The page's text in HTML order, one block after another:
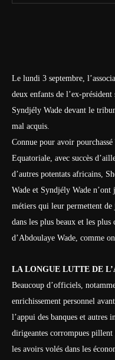
Le lundi 3 septembre,
deux enfants de l’ex-
Syndjély Wade devant le
mal acquis.
Connue pour avoir
Equatoriale, avec succès
d’autres potentats africains,
Wade et Syndjély Wade n’ont
métiers qui leur permettent de
dans les plus beaux et les
d’Abdoulaye Wade, comme
LA LONGUE LUTTE DE
Beaucoup d’officiels,
enrichissement personnel
l’appui des banques et autres
dirigeantes corrompues pillent
les avoirs volés dans les